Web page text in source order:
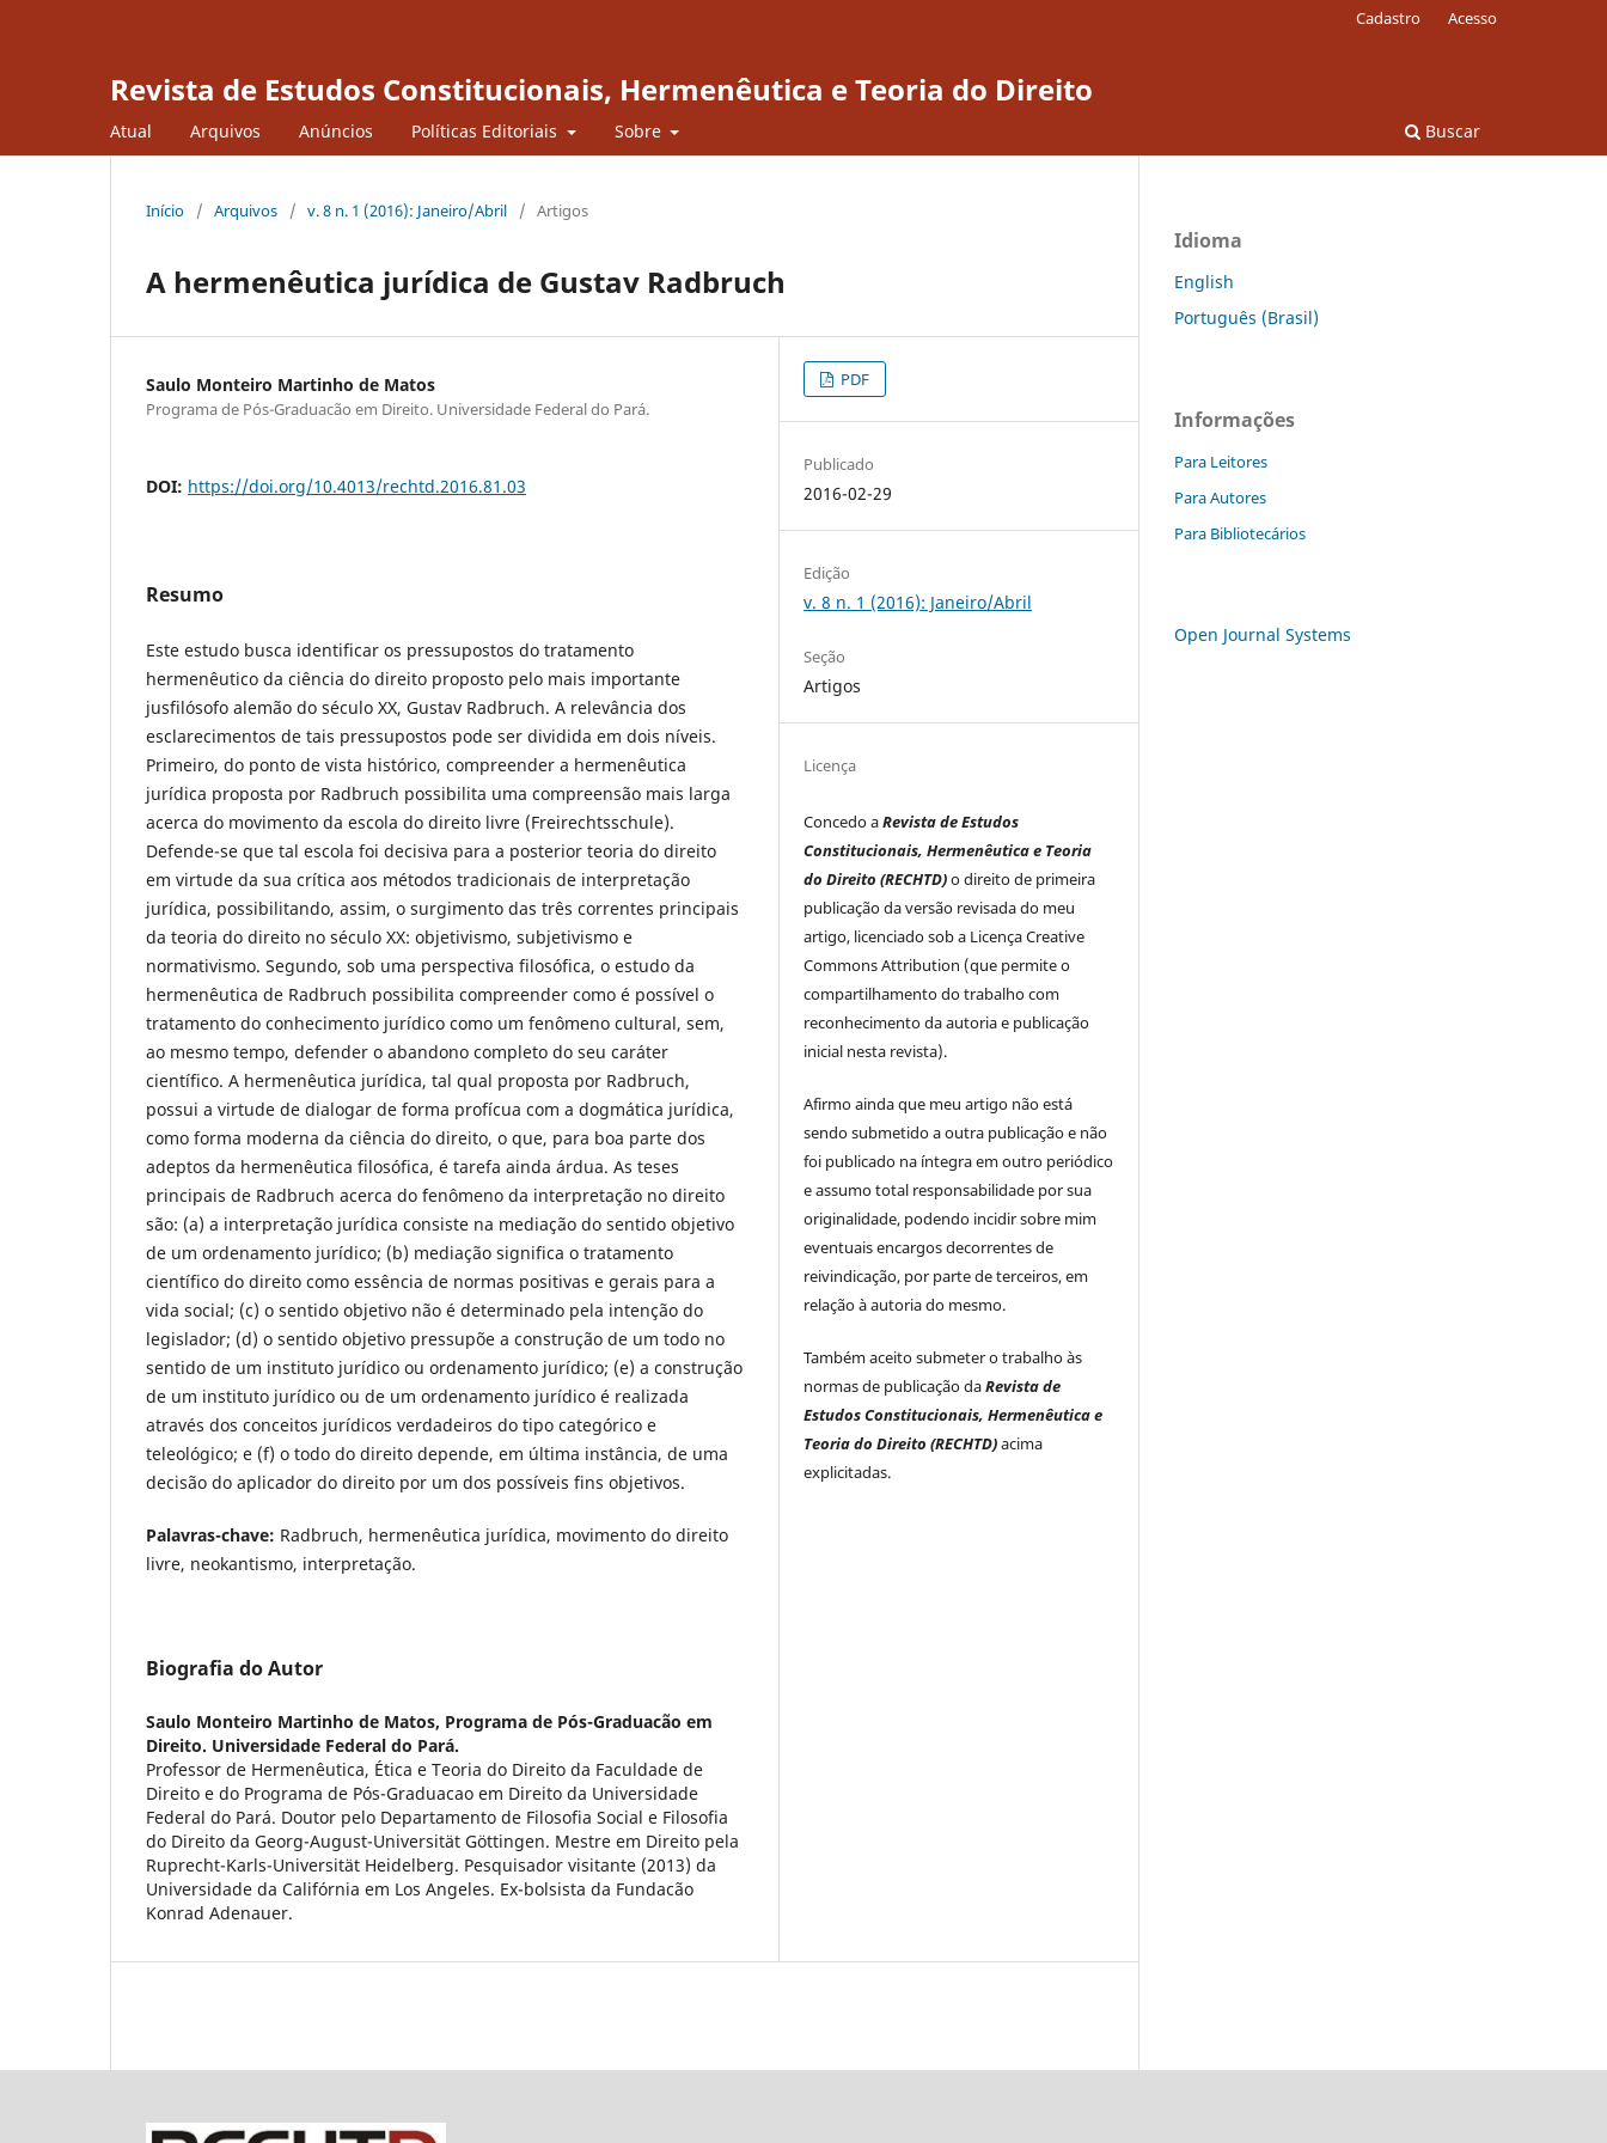
Revista de Estudos Constitucionais, Hermenêutica e Teoria do Direito
Atual Arquivos Anúncios Políticas Editoriais Sobre Buscar
Cadastro Acesso
Início / Arquivos / v. 8 n. 1 (2016): Janeiro/Abril / Artigos
A hermenêutica jurídica de Gustav Radbruch
Saulo Monteiro Martinho de Matos
Programa de Pós-Graduacão em Direito. Universidade Federal do Pará.
DOI: https://doi.org/10.4013/rechtd.2016.81.03
Resumo
Este estudo busca identificar os pressupostos do tratamento
hermenêutico da ciência do direito proposto pelo mais importante
jusfilósofo alemão do século XX, Gustav Radbruch. A relevância dos
esclarecimentos de tais pressupostos pode ser dividida em dois níveis.
Primeiro, do ponto de vista histórico, compreender a hermenêutica
jurídica proposta por Radbruch possibilita uma compreensão mais larga
acerca do movimento da escola do direito livre (Freirechtsschule).
Defende-se que tal escola foi decisiva para a posterior teoria do direito
em virtude da sua crítica aos métodos tradicionais de interpretação
jurídica, possibilitando, assim, o surgimento das três correntes principais
da teoria do direito no século XX: objetivismo, subjetivismo e
normativismo. Segundo, sob uma perspectiva filosófica, o estudo da
hermenêutica de Radbruch possibilita compreender como é possível o
tratamento do conhecimento jurídico como um fenômeno cultural, sem,
ao mesmo tempo, defender o abandono completo do seu caráter
científico. A hermenêutica jurídica, tal qual proposta por Radbruch,
possui a virtude de dialogar de forma profícua com a dogmática jurídica,
como forma moderna da ciência do direito, o que, para boa parte dos
adeptos da hermenêutica filosófica, é tarefa ainda árdua. As teses
principais de Radbruch acerca do fenômeno da interpretação no direito
são: (a) a interpretação jurídica consiste na mediação do sentido objetivo
de um ordenamento jurídico; (b) mediação significa o tratamento
científico do direito como essência de normas positivas e gerais para a
vida social; (c) o sentido objetivo não é determinado pela intenção do
legislador; (d) o sentido objetivo pressupõe a construção de um todo no
sentido de um instituto jurídico ou ordenamento jurídico; (e) a construção
de um instituto jurídico ou de um ordenamento jurídico é realizada
através dos conceitos jurídicos verdadeiros do tipo categórico e
teleológico; e (f) o todo do direito depende, em última instância, de uma
decisão do aplicador do direito por um dos possíveis fins objetivos.
Palavras-chave: Radbruch, hermenêutica jurídica, movimento do direito
livre, neokantismo, interpretação.
Biografia do Autor
Saulo Monteiro Martinho de Matos, Programa de Pós-Graduacão em
Direito. Universidade Federal do Pará.
Professor de Hermenêutica, Ética e Teoria do Direito da Faculdade de
Direito e do Programa de Pós-Graduacao em Direito da Universidade
Federal do Pará. Doutor pelo Departamento de Filosofia Social e Filosofia
do Direito da Georg-August-Universität Göttingen. Mestre em Direito pela
Ruprecht-Karls-Universität Heidelberg. Pesquisador visitante (2013) da
Universidade da Califórnia em Los Angeles. Ex-bolsista da Fundacão
Konrad Adenauer.
PDF
Publicado
2016-02-29
Edição
v. 8 n. 1 (2016): Janeiro/Abril
Seção
Artigos
Licença
Concedo aRevista de Estudos
Constitucionais, Hermenêutica e Teoria
do Direito (RECHTD)o direito de primeira
publicação da versão revisada do meu
artigo, licenciado sob a Licença Creative
Commons Attribution (que permite o
compartilhamento do trabalho com
reconhecimento da autoria e publicação
inicial nesta revista).
Afirmo ainda que meu artigo não está
sendo submetido a outra publicação e não
foi publicado na íntegra em outro periódico
e assumo total responsabilidade por sua
originalidade, podendo incidir sobre mim
eventuais encargos decorrentes de
reivindicação, por parte de terceiros, em
relação à autoria do mesmo.
Também aceito submeter o trabalho às
normas de publicação daRevista de
Estudos Constitucionais, Hermenêutica e
Teoria do Direito (RECHTD)acima
explicitadas.
Idioma
English
Português (Brasil)
Informações
Para Leitores
Para Autores
Para Bibliotecários
Open Journal Systems